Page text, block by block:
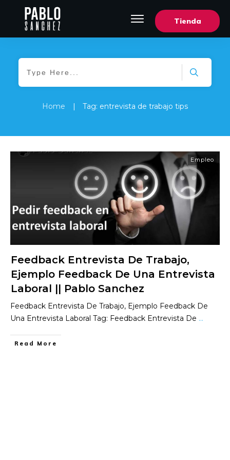
Tienda
Home Tag: entrevista de trabajo tips
Empleo
Feedback Entrevista De Trabajo,
Ejemplo Feedback De Una Entrevista
Laboral || Pablo Sanchez
Feedback Entrevista De Trabajo, Ejemplo Feedback De
Una Entrevista Laboral Tag: Feedback Entrevista De ...
​Read More